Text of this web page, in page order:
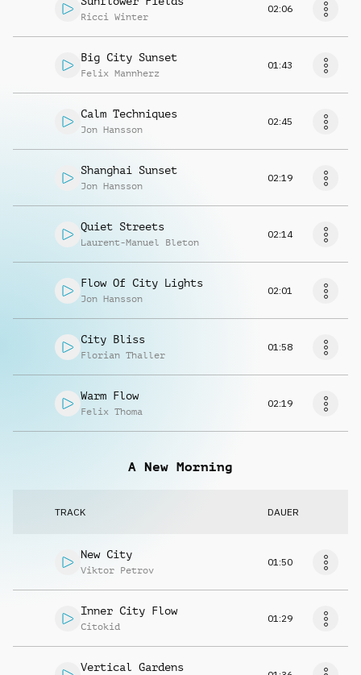
Ricci Winter
02:06
Big City Sunset
Felix Mannherz
01:43
Calm Techniques
Jon Hansson
02:45
Shanghai Sunset
Jon Hansson
02:19
Quiet Streets
Laurent-Manuel Bleton
02:14
Flow Of City Lights
Jon Hansson
02:01
City Bliss
Florian Thaller
01:58
Warm Flow
Felix Thoma
02:19
A New Morning
TRACK DAUER
New City
Viktor Petrov
01:50
Inner City Flow
Citokid
01:29
Vertical Gardens